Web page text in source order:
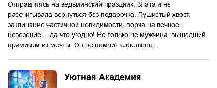
Отправляясь на ведьминский праздник, Злата и не
рассчитывала вернуться без подарочка. Пушистый хвост,
заклинание частичной невидимости, порча на вечное
невезение… да что угодно! Но только не мужчина, вышедший
прямиком из мечты. Он не помнит собственн…
Уютная Академия